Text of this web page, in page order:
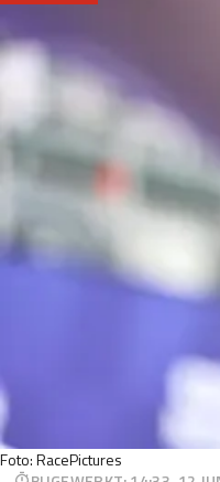
Foto: RacePictures